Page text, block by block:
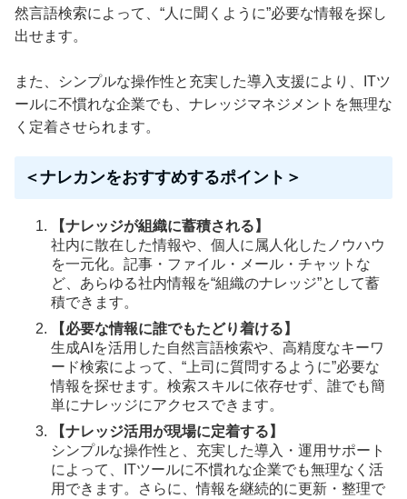
然言語検索によって、“人に聞くように”必要な情報を探し
出せます。
また、シンプルな操作性と充実した導入支援により、ITツ
ールに不慣れな企業でも、ナレッジマネジメントを無理な
く定着させられます。
＜ナレカンをおすすめするポイント＞
【ナレッジが組織に蓄積される】
社内に散在した情報や、個人に属人化したノウハウ
を一元化。記事・ファイル・メール・チャットな
ど、あらゆる社内情報を“組織のナレッジ”として蓄
積できます。
【必要な情報に誰でもたどり着ける】
生成AIを活用した自然言語検索や、高精度なキーワ
ード検索によって、“上司に質問するように”必要な
情報を探せます。検索スキルに依存せず、誰でも簡
単にナレッジにアクセスできます。
【ナレッジ活用が現場に定着する】
シンプルな操作性と、充実した導入・運用サポート
によって、ITツールに不慣れな企業でも無理なく活
用できます。さらに、情報を継続的に更新・整理で